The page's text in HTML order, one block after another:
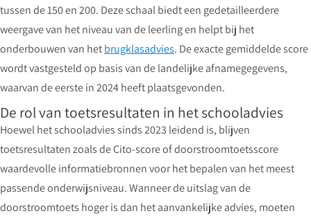
tussen de 150 en 200. Deze schaal biedt een gedetailleerdere
weergave van het niveau van de leerling en helpt bij het
onderbouwen van hetbrugklasadvies. De exacte gemiddelde score
wordt vastgesteld op basis van de landelijke afnamegegevens,
waarvan de eerste in 2024 heeft plaatsgevonden.
De rol van toetsresultaten in het schooladvies
Hoewel het schooladvies sinds 2023 leidend is, blijven
toetsresultaten zoals de Cito-score of doorstroomtoetsscore
waardevolle informatiebronnen voor het bepalen van het meest
passende onderwijsniveau. Wanneer de uitslag van de
doorstroomtoets hoger is dan het aanvankelijke advies, moeten